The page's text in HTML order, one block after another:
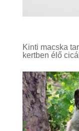
Kinti macska
kertben élő